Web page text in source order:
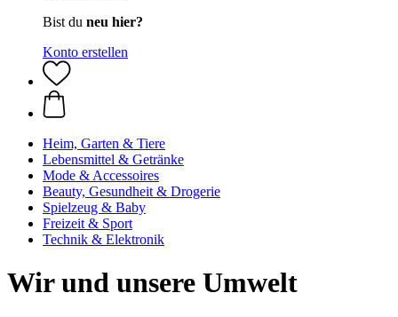
Bist du neu hier?
Konto erstellen
Heim, Garten & Tiere
Lebensmittel & Getränke
Mode & Accessoires
Beauty, Gesundheit & Drogerie
Spielzeug & Baby
Freizeit & Sport
Technik & Elektronik
Wir und unsere Umwelt